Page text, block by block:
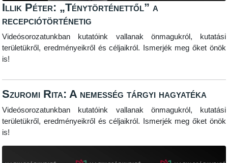
Illik Péter: „Ténytörténettől” a
recepciótörténetig
Videósorozatunkban kutatóink vallanak önmagukról, kutatási
területükről, eredményeikről és céljaikról. Ismerjék meg őket önök
is!
Szuromi Rita: A nemesség tárgyi hagyatéka
Videósorozatunkban kutatóink vallanak önmagukról, kutatási
területükről, eredményeikről és céljaikról. Ismerjék meg őket önök
is!